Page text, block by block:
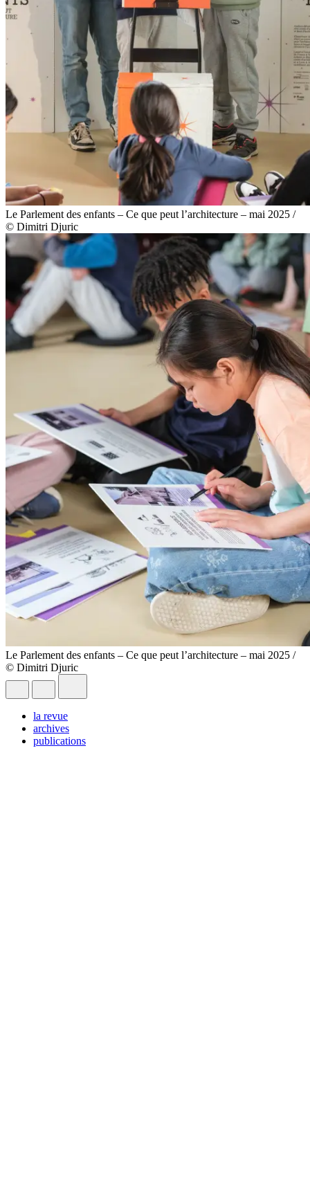
Le Parlement des enfants – Ce que peut l’architecture – mai 2025 /
© Dimitri Djuric
Le Parlement des enfants – Ce que peut l’architecture – mai 2025 /
© Dimitri Djuric
la revue
archives
publications